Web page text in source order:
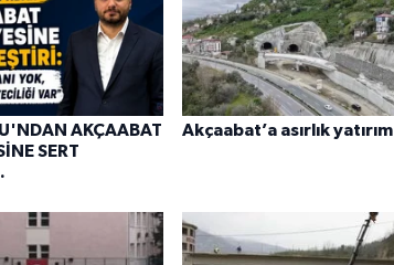
AKÇAABAT
SERT
Akçaabat’a asırlık yatırım